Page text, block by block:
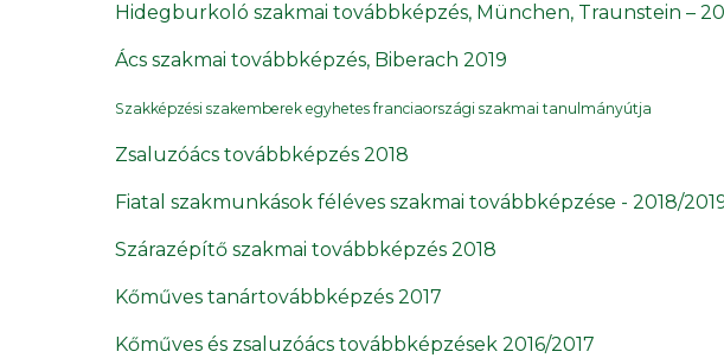
Hidegburkoló szakmai továbbképzés, München, Traunstein –
Ács szakmai továbbképzés, Biberach 2019
Szakképzési szakemberek egyhetes franciaországi szakmai tanulmányútja
Zsaluzóács továbbképzés 2018
Fiatal szakmunkások féléves szakmai továbbképzése - 2018/
Szárazépítő szakmai továbbképzés 2018
Kőműves tanártovábbképzés 2017
Kőműves és zsaluzóács továbbképzések 2016/2017